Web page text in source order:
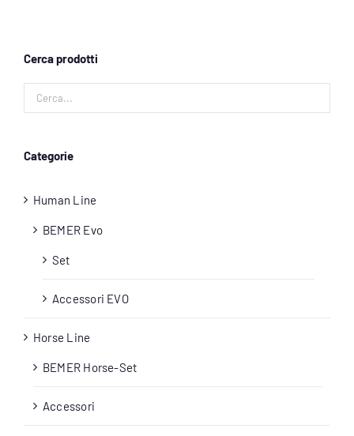
Carrello
Cerca prodotti
Categorie
Human Line
BEMER Evo
Set
Accessori EVO
Horse Line
BEMER Horse-Set
Accessori